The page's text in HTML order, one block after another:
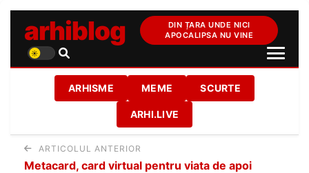
arhiblog
DIN ȚARA UNDE NICI
APOCALIPSA NU VINE
ARHISME MEME SCURTE
ARHI.LIVE
ARTICOLUL ANTERIOR
Metacard, card virtual pentru viata de apoi